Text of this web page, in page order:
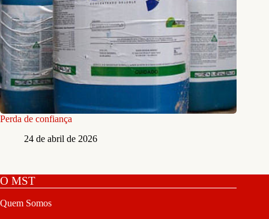
Perda de confiança
24 de abril de 2026
O MST
Quem Somos